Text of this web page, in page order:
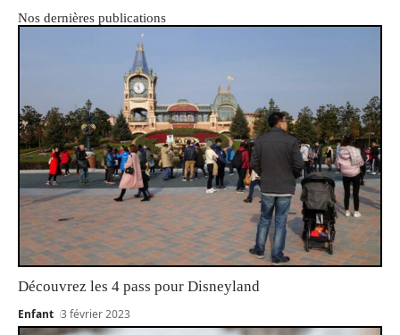
Nos dernières publications
Découvrez les 4 pass pour Disneyland
Enfant 3 février 2023